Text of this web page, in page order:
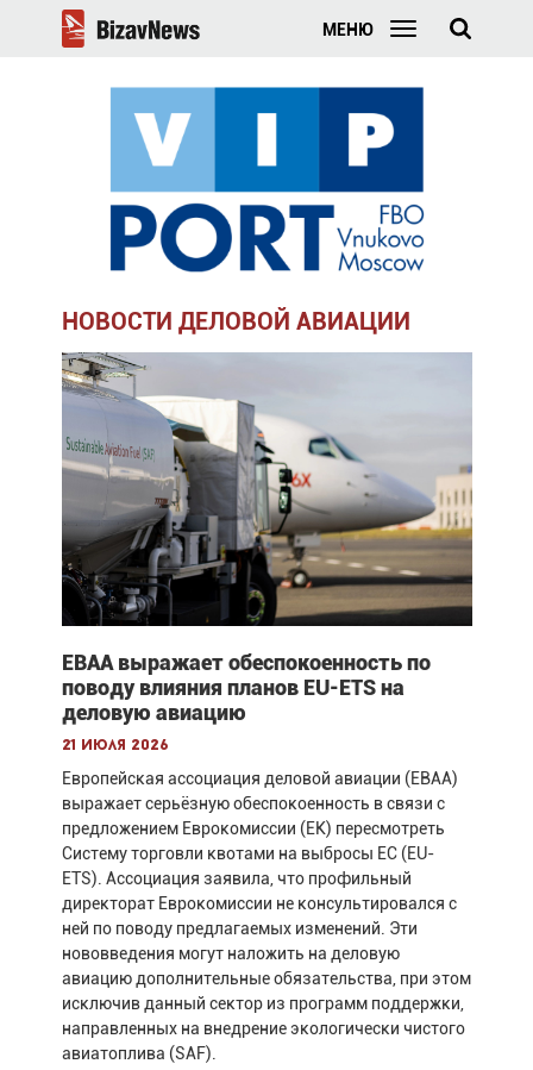
МЕНЮ
НОВОСТИ ДЕЛОВОЙ АВИАЦИИ
EBAA выражает обеспокоенность по
поводу влияния планов EU-ETS на
деловую авиацию
21 июля 2026
Европейская ассоциация деловой авиации (EBAA)
выражает серьёзную обеспокоенность в связи с
предложением Еврокомиссии (ЕК) пересмотреть
Систему торговли квотами на выбросы ЕС (EU-
ETS). Ассоциация заявила, что профильный
директорат Еврокомиссии не консультировался с
ней по поводу предлагаемых изменений. Эти
нововведения могут наложить на деловую
авиацию дополнительные обязательства, при этом
исключив данный сектор из программ поддержки,
направленных на внедрение экологически чистого
авиатоплива (SAF).